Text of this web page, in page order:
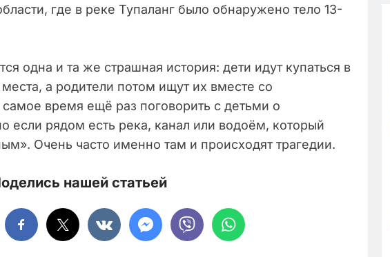
где в реке Тупаланг было обнаружено тело 13-
одна и та же страшная история: дети идут купаться в
а родители потом ищут их вместе со
время ещё раз поговорить с детьми о
если рядом есть река, канал или водоём, который
Очень часто именно там и происходят трагедии.
нашей статьей